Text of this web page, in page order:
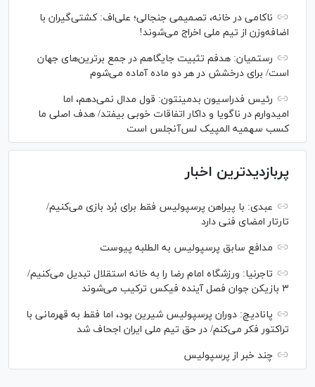
ناکامی در خانه، تصمیمی جنجالی؛ علی‌اف: کشتی‌گیران با
اضافه‌وزن از تیم ملی اخراج می‌شوند!
رستمیان: هدفم تثبیت جایگاهم در جمع برترین‌های جهان
است/ برای درخشش در هر دو ماده آماده می‌شوم
رئیس فدراسیون بدمینتون: قول مدال نمی‌دهم، اما
امیدوارم در ناگویا و داکار اتفاقات خوبی بیفتد/ هدف اصلی ما
کسب سهمیه المپیک لس‌آنجلس است
پربازدیدترین اخبار
عبدی: با پیراهن پرسپولیس فقط برای بُرد بازی می‌کنیم/
تارتار امضای فنی دارد
مدافع سابق پرسپولیس به الطلبه پیوست
تاجرنیا: ورزشگاه امام رضا را به خانه استقلال تبدیل می‌کنیم/
۳ بازیکن جوان فصل آینده فیکس ترکیب می‌شوند
پانادیچ: دوران پرسپولیس شیرین بود، اما فقط به قهرمانی با
تراکتور فکر می‌کنم/ در حق تیم ملی ایران اجحاف شد
چند خبر از پرسپولیس